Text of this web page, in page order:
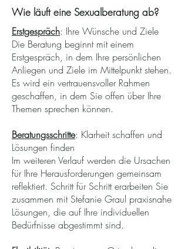
Wie läuft eine Sexualberatung ab?
Erstgespräch: Ihre Wünsche und Ziele
Die Beratung beginnt mit einem
Erstgespräch, in dem Ihre persönlichen
Anliegen und Ziele im Mittelpunkt stehen.
Es wird ein vertrauensvoller Rahmen
geschaffen, in dem Sie offen über Ihre
Themen sprechen können.
Beratungsschritte: Klarheit schaffen und
Lösungen finden
Im weiteren Verlauf werden die Ursachen
für Ihre Herausforderungen gemeinsam
reflektiert. Schritt für Schritt erarbeiten Sie
zusammen mit Stefanie Graul praxisnahe
Lösungen, die auf Ihre individuellen
Bedürfnisse abgestimmt sind.